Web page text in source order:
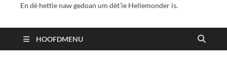
En dè hettie naw gedoan um dèt’ie Hellemonder is.
HOOFDMENU